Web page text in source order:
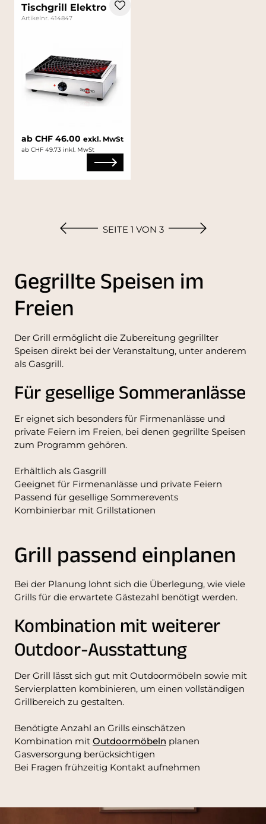
Tischgrill Elektro
Artikelnr. 414847
ab CHF 46.00 exkl. MwSt
ab CHF 49.73 inkl. MwSt
SEITE 1 VON 3
Gegrillte Speisen im
Freien
Der Grill ermöglicht die Zubereitung gegrillter
Speisen direkt bei der Veranstaltung, unter anderem
als Gasgrill.
Für gesellige Sommeranlässe
Er eignet sich besonders für Firmenanlässe und
private Feiern im Freien, bei denen gegrillte Speisen
zum Programm gehören.
Erhältlich als Gasgrill
Geeignet für Firmenanlässe und private Feiern
Passend für gesellige Sommerevents
Kombinierbar mit Grillstationen
Grill passend einplanen
Bei der Planung lohnt sich die Überlegung, wie viele
Grills für die erwartete Gästezahl benötigt werden.
Kombination mit weiterer
Outdoor-Ausstattung
Der Grill lässt sich gut mit Outdoormöbeln sowie mit
Servierplatten kombinieren, um einen vollständigen
Grillbereich zu gestalten.
Benötigte Anzahl an Grills einschätzen
Kombination mit Outdoormöbeln planen
Gasversorgung berücksichtigen
Bei Fragen frühzeitig Kontakt aufnehmen